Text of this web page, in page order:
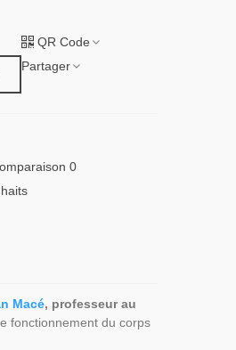
QR Code
Partager
0
Macé, professeur au
fonctionnement du corps